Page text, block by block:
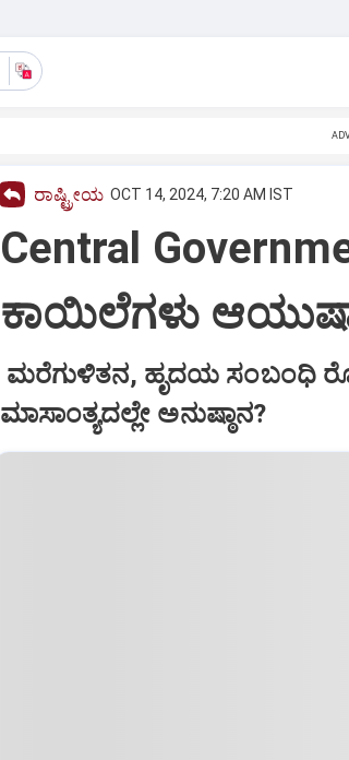
ರಾಷ್ಟ್ರೀಯ OCT 14, 2024, 7:20 AM IST
Central
ಕಾಯಿಲೆಗಳು
ಮರೆಗುಳಿತನ, ಹೃದಯ ಸಂಬಂಧಿ
ಮಾಸಾಂತ್ಯದಲ್ಲೇ ಅನುಷ್ಠಾನ?